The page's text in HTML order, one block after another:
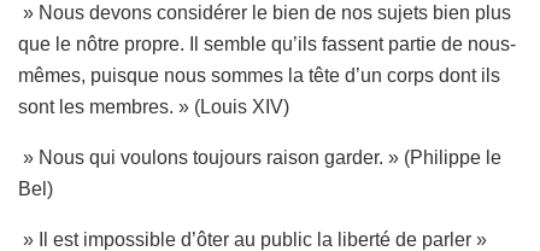
» Nous devons considérer le bien de nos sujets bien plus
que le nôtre propre. Il semble qu’ils fassent partie de nous-
mêmes, puisque nous sommes la tête d’un corps dont ils
sont les membres. » (Louis XIV)
» Nous qui voulons toujours raison garder. » (Philippe le
Bel)
» Il est impossible d’ôter au public la liberté de parler »